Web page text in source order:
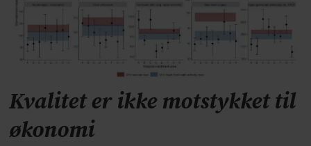
Kvalitet er ikke motstykket til
økonomi